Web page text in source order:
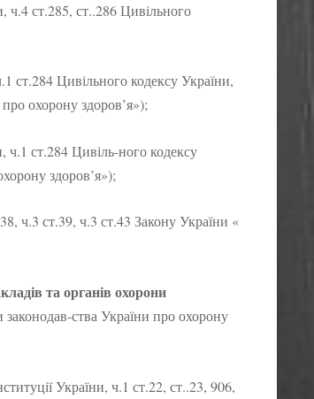
ч.4 ст.285, ст..286 Цивільного
ст.284 Цивільного кодексу України,
охорону здоров’я»);
ч.1 ст.284 Цивіль-ного кодексу
здоров’я»);
ч.3 ст.39, ч.3 ст.43 Закону України «
та органів охорони
ства України про охорону
України, ч.1 ст.22, ст..23, 906,